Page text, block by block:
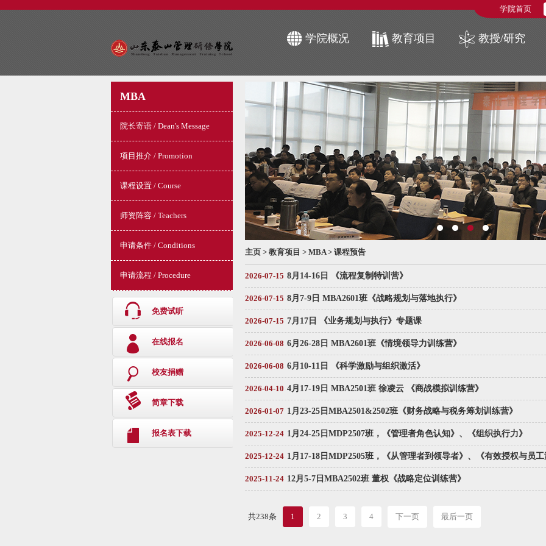
学院首页
学院概况 教育项目 教授/研究
MBA
院长寄语 / Dean's Message
项目推介 / Promotion
课程设置 / Course
师资阵容 / Teachers
申请条件 / Conditions
申请流程 / Procedure
免费试听
在线报名
校友捐赠
简章下载
报名表下载
主页 > 教育项目 > MBA> 课程预告
2026-07-15 8月14-16日 《流程复制特训营》
2026-07-15 8月7-9日 MBA2601班《战略规划与落地执行》
2026-07-15 7月17日 《业务规划与执行》专题课
2026-06-08 6月26-28日 MBA2601班《情境领导力训练营》
2026-06-08 6月10-11日 《科学激励与组织激活》
2026-04-10 4月17-19日 MBA2501班 徐凌云 《商战模拟训练营》
2026-01-07 1月23-25日MBA2501&2502班《财务战略与税务筹划训练营》
2025-12-24 1月24-25日MDP2507班，《管理者角色认知》、《组织执行力》
2025-12-24 1月17-18日MDP2505班，《从管理者到领导者》、《有效授权与员
2025-11-24 12月5-7日MBA2502班 董权《战略定位训练营》
共238条 1 2 3 4 下一页 最后一页